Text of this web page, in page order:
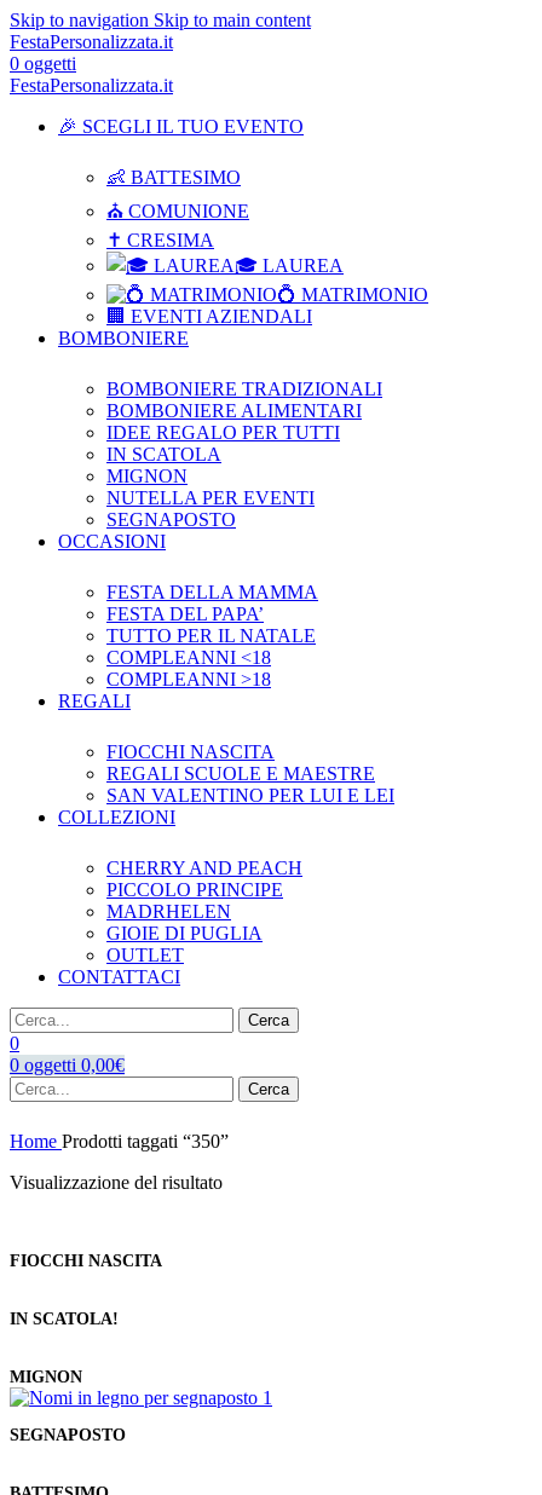
Skip to navigation Skip to main content
FestaPersonalizzata.it
0 oggetti
FestaPersonalizzata.it
🎉 SCEGLI IL TUO EVENTO
👶 BATTESIMO
⛪ COMUNIONE
✝ CRESIMA
🎓 LAUREA
💍 MATRIMONIO
🏢 EVENTI AZIENDALI
BOMBONIERE
BOMBONIERE TRADIZIONALI
BOMBONIERE ALIMENTARI
IDEE REGALO PER TUTTI
IN SCATOLA
MIGNON
NUTELLA PER EVENTI
SEGNAPOSTO
OCCASIONI
FESTA DELLA MAMMA
FESTA DEL PAPA’
TUTTO PER IL NATALE
COMPLEANNI <18
COMPLEANNI >18
REGALI
FIOCCHI NASCITA
REGALI SCUOLE E MAESTRE
SAN VALENTINO PER LUI E LEI
COLLEZIONI
CHERRY AND PEACH
PICCOLO PRINCIPE
MADRHELEN
GIOIE DI PUGLIA
OUTLET
CONTATTACI
Cerca
0
0 oggetti 0,00€
Cerca
Home Prodotti taggati “350”
Visualizzazione del risultato
FIOCCHI NASCITA
IN SCATOLA!
MIGNON
SEGNAPOSTO